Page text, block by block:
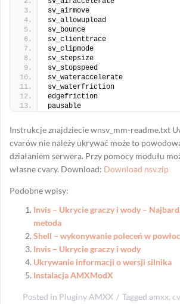
sv_airmove
sv_allowupload
sv_bounce
sv_clienttrace
sv_clipmode
sv_stepsize
sv_stopspeed
sv_wateraccelerate
sv_waterfriction
edgefriction
pausable
Instrukcje znajdziecie wnsv_mm-readme.txt
cvarów nie należy ukrywać może to
działaniem serwera. Przy pomocy modułu
własne cvary. Download: Download nsv.zip
Podobne wpisy:
Invis – Ukrycie graczy i wody –
metoda
Shell – wykonywanie poleceń w
Invis – Ukrycie graczy i wody
Ukrywanie informacji o wersji silnika
Instalacja AMXModX
Posted in Pluginy AMXX Tagged amxx,